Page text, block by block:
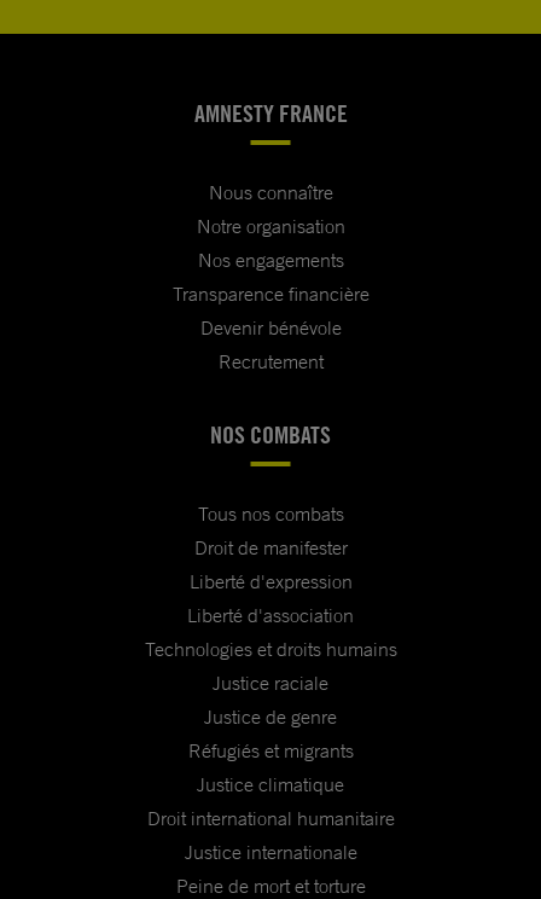
AMNESTY FRANCE
Nous connaître
Notre organisation
Nos engagements
Transparence financière
Devenir bénévole
Recrutement
NOS COMBATS
Tous nos combats
Droit de manifester
Liberté d'expression
Liberté d'association
Technologies et droits humains
Justice raciale
Justice de genre
Réfugiés et migrants
Justice climatique
Droit international humanitaire
Justice internationale
Peine de mort et torture